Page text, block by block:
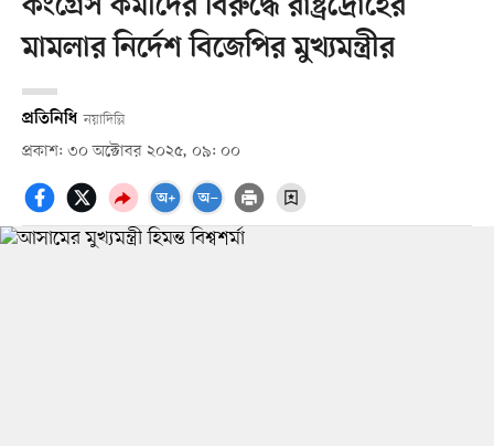
কংগ্রেস কর্মীদের বিরুদ্ধে রাষ্ট্রদ্রোহের
মামলার নির্দেশ বিজেপির মুখ্যমন্ত্রীর
প্রতিনিধি নয়াদিল্লি
প্রকাশ: ৩০ অক্টোবর ২০২৫, ০৯: ০০